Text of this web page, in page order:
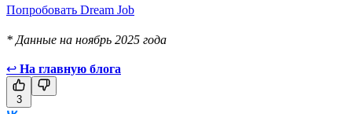
Попробовать Dream Job
* Данные на ноябрь 2025 года
↩ На главную блога
3